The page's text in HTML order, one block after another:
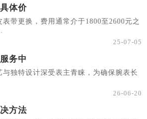
体价
带更换，费用通常介于1800至2600元之
25-07-05
务中
独特设计深受表主青睐，为确保腕表长
26-06-20
方法